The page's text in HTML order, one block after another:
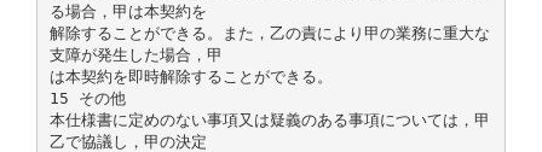
る場合，甲は本契約を
解除することができる。また，乙の責により甲の業務に重大な
支障が発生した場合，甲
は本契約を即時解除することができる。
15 その他
本仕様書に定めのない事項又は疑義のある事項については，甲
乙で協議し，甲の決定